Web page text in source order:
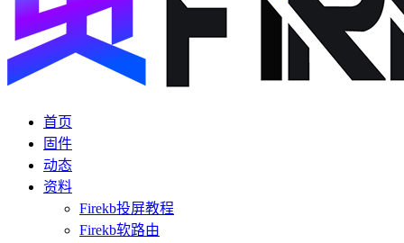
首页
固件
动态
资料
Firekb投屏教程
Firekb软路由